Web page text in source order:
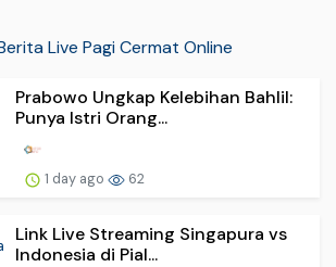
Live Pagi Cermat Online
Prabowo Ungkap Kelebihan Bahlil:
Punya Istri Orang...
1 day ago 62
Link Live Streaming Singapura vs
Indonesia di Pial...